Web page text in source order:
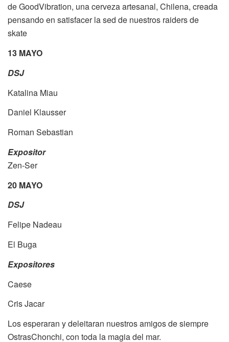
de GoodVibration, una cerveza artesanal, Chilena, creada
pensando en satisfacer la sed de nuestros raiders de
skate
13 MAYO
DSJ
Katalina Miau
Daniel Klausser
Roman Sebastian
Expositor
Zen-Ser
20 MAYO
DSJ
Felipe Nadeau
El Buga
Expositores
Caese
Cris Jacar
Los esperaran y deleitaran nuestros amigos de siempre
OstrasChonchi, con toda la magia del mar.